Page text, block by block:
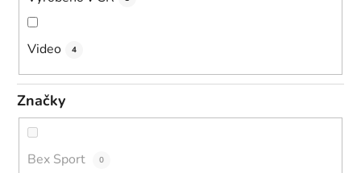
Video 4
Značky
Bex Sport 0